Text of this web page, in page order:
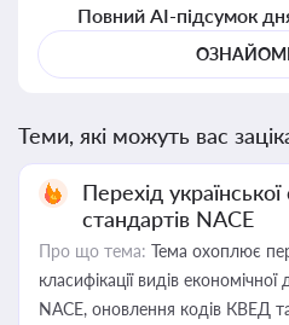
Повний AI-підсумок
Теми, які можуть вас
Перехід
стандартів NACE
Про що тема: Тема охоплює
класифікації видів
NACE, оновлення кодів КВЕД